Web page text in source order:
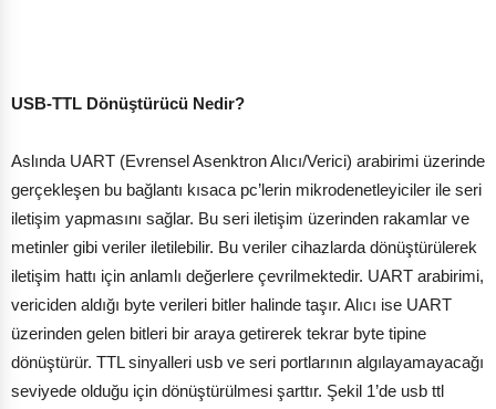
USB-TTL Dönüştürücü Nedir?
Aslında UART (Evrensel Asenktron Alıcı/Verici) arabirimi üzerinde
gerçekleşen bu bağlantı kısaca pc’lerin mikrodenetleyiciler ile seri
iletişim yapmasını sağlar. Bu seri iletişim üzerinden rakamlar ve
metinler gibi veriler iletilebilir. Bu veriler cihazlarda dönüştürülerek
iletişim hattı için anlamlı değerlere çevrilmektedir. UART arabirimi,
vericiden aldığı byte verileri bitler halinde taşır. Alıcı ise UART
üzerinden gelen bitleri bir araya getirerek tekrar byte tipine
dönüştürür. TTL sinyalleri usb ve seri portlarının algılayamayacağı
seviyede olduğu için dönüştürülmesi şarttır. Şekil 1’de usb ttl